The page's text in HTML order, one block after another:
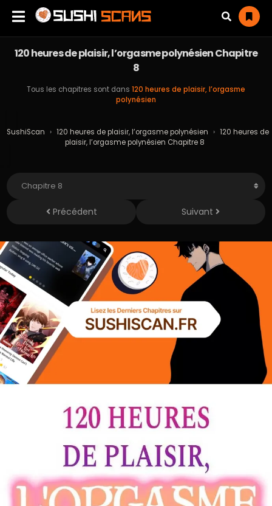
120 heures de plaisir, l’orgasme polynésien Chapitre
8
Tous les chapitres sont dans 120 heures de plaisir, l’orgasme
polynésien
SushiScan › 120 heures de plaisir, l’orgasme polynésien › 120 heures de
plaisir, l’orgasme polynésien Chapitre 8
Précédent Suivant